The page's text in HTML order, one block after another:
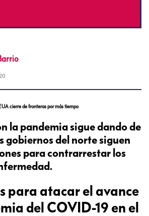
cierre de fronteras por más tiempo
la pandemia sigue dando de
gobiernos del norte siguen
para contrarrestar los
para atacar el avance
del COVID-19 en el